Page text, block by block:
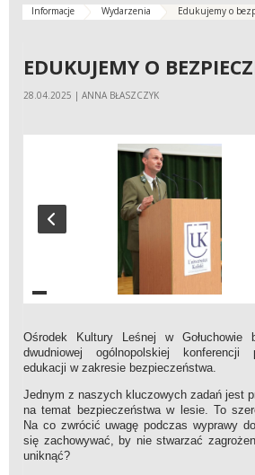
Informacje Wydarzenia Edukujemy o
EDUKUJEMY O
28.04.2025 | ANNA BŁASZCZYK
Ośrodek Kultury Leśnej w Gołuchowie
dwudniowej ogólnopolskiej konferencji
edukacji w zakresie bezpieczeństwa.
Jednym z naszych kluczowych zadań jest
na temat bezpieczeństwa w lesie. To
Na co zwrócić uwagę podczas wyprawy
się zachowywać, by nie stwarzać
uniknąć?